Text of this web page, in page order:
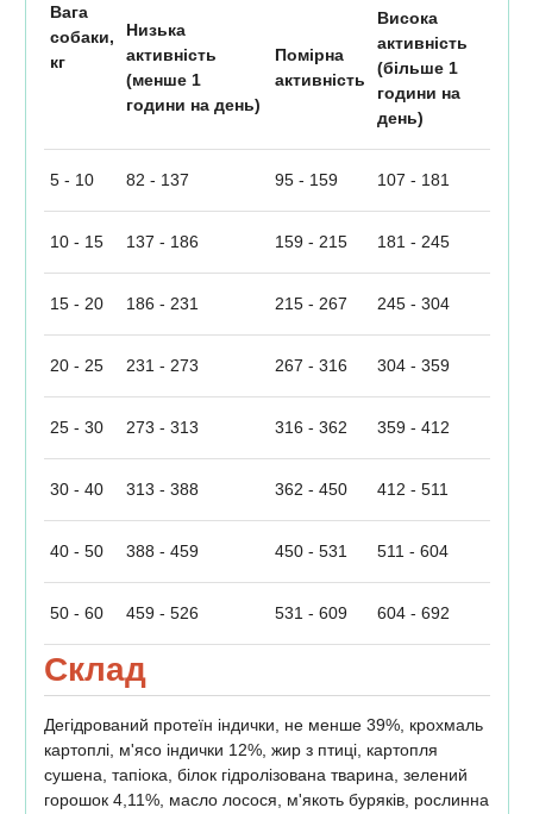
Вага
собаки,
кг
Низька
активність
(менше 1
години на день)
Помірна
активність
Висока
активність
(більше 1
години на
день)
5 - 10 82 - 137 95 - 159 107 - 181
10 - 15 137 - 186 159 - 215 181 - 245
15 - 20 186 - 231 215 - 267 245 - 304
20 - 25 231 - 273 267 - 316 304 - 359
25 - 30 273 - 313 316 - 362 359 - 412
30 - 40 313 - 388 362 - 450 412 - 511
40 - 50 388 - 459 450 - 531 511 - 604
50 - 60 459 - 526 531 - 609 604 - 692
Склад
Дегідрований протеїн індички, не менше 39%, крохмаль
картоплі, м'ясо індички 12%, жир з птиці, картопля
сушена, тапіока, білок гідролізована тварина, зелений
горошок 4,11%, масло лосося, м'якоть буряків, рослинна